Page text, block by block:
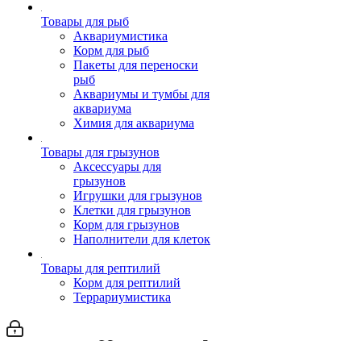
Товары для рыб
Аквариумистика
Корм для рыб
Пакеты для переноски
рыб
Аквариумы и тумбы для
аквариума
Химия для аквариума
Товары для грызунов
Аксессуары для
грызунов
Игрушки для грызунов
Клетки для грызунов
Корм для грызунов
Наполнители для клеток
Товары для рептилий
Корм для рептилий
Террариумистика